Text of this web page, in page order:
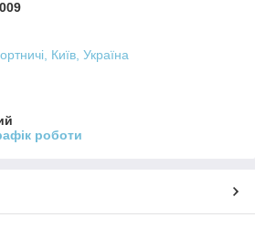
Київ, Україна
роботи